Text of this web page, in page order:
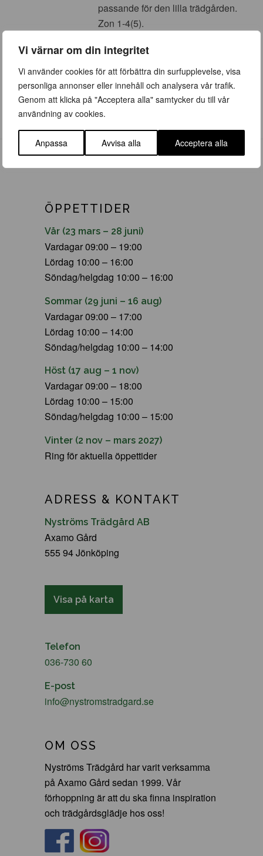
Vi värnar om din integritet
Vi använder cookies för att förbättra din surfupplevelse, visa
personliga annonser eller innehåll och analysera vår trafik.
Genom att klicka på "Acceptera alla" samtycker du till vår
användning av cookies.
Anpassa Avvisa alla Acceptera alla
passande för den lilla trädgården.
Zon 1-4(5).
ÖPPETTIDER
Vår (23 mars – 28 juni)
Vardagar 09:00 – 19:00
Lördag 10:00 – 16:00
Söndag/helgdag 10:00 – 16:00
Sommar (29 juni – 16 aug)
Vardagar 09:00 – 17:00
Lördag 10:00 – 14:00
Söndag/helgdag 10:00 – 14:00
Höst (17 aug – 1 nov)
Vardagar 09:00 – 18:00
Lördag 10:00 – 15:00
Söndag/helgdag 10:00 – 15:00
Vinter (2 nov – mars 2027)
Ring för aktuella öppettider
ADRESS & KONTAKT
Nyströms Trädgård AB
Axamo Gård
555 94 Jönköping
Visa på karta
Telefon
036-730 60
E-post
info@nystromstradgard.se
OM OSS
Nyströms Trädgård har varit verksamma
på Axamo Gård sedan 1999. Vår
förhoppning är att du ska finna inspiration
och trädgårdsglädje hos oss!